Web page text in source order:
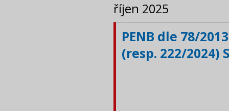
říjen 2025
PENB dle 78/
(resp. 222/2024)